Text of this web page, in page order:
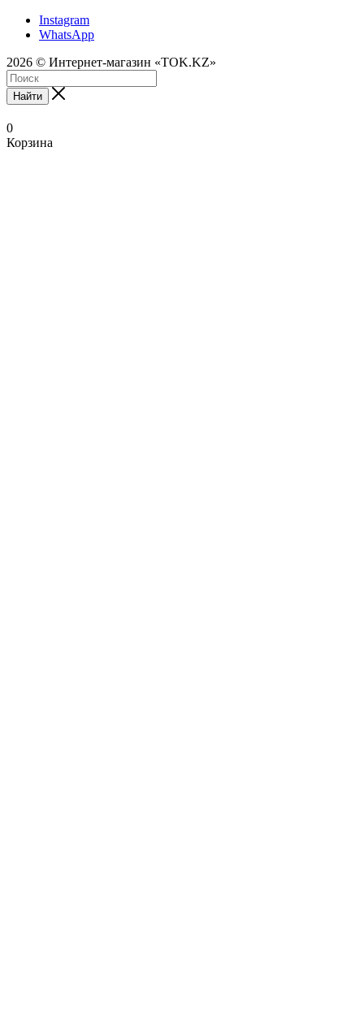
Instagram
WhatsApp
2026 © Интернет-магазин «TOK.KZ»
Найти
0
Корзина